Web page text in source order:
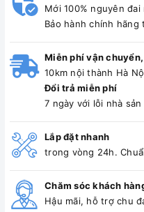
Mới 100% nguyên
Bảo hành chính hãng
Miễn phí vận
10km nội thành Hà
Đổi trả miễn phí
7 ngày với lỗi nhà sản
Lắp đặt nhanh
trong vòng 24h.
Chăm sóc khách
Hậu mãi, hỗ trợ chu